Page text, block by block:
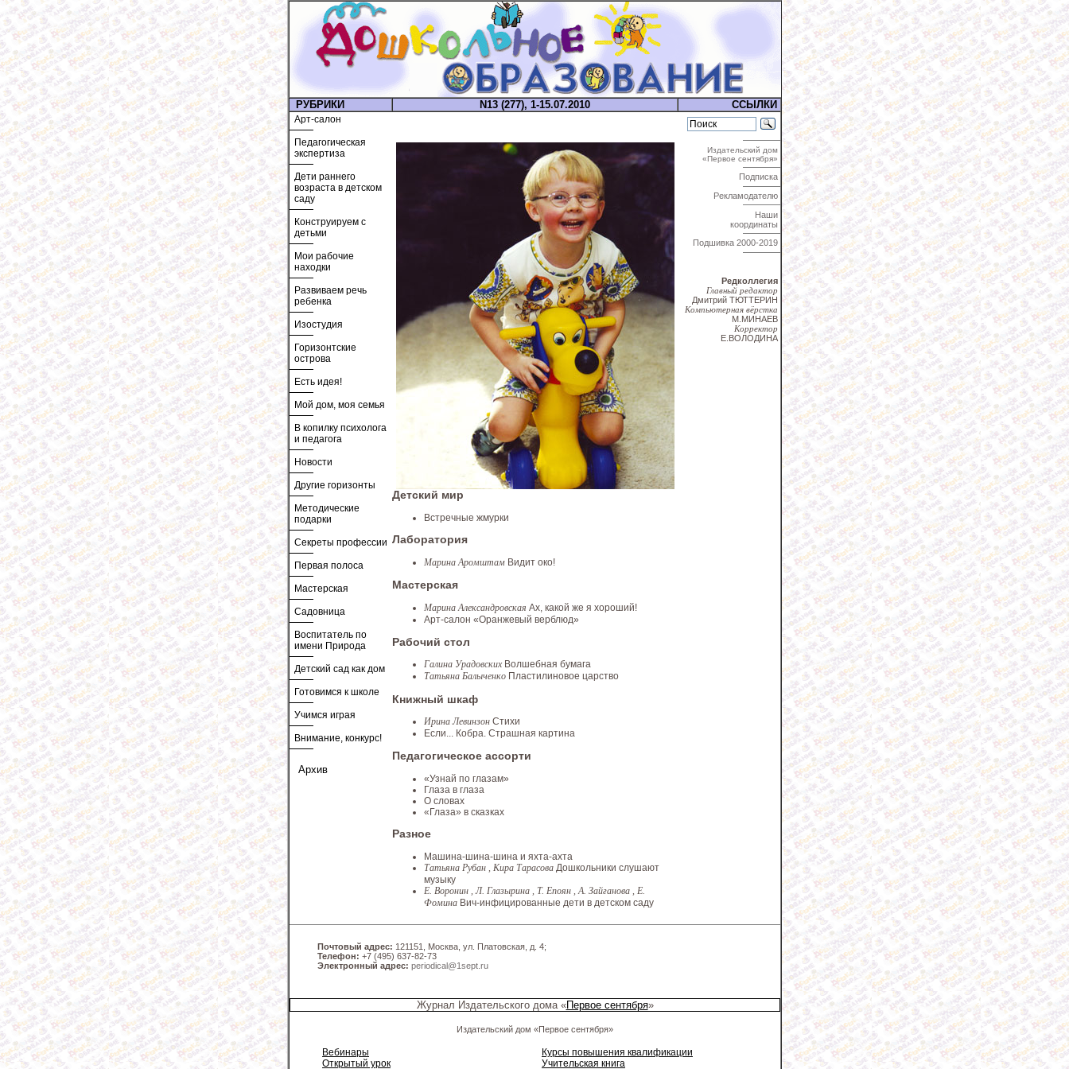
РУБРИКИ N13 (277), 1-15.07.2010 ССЫЛКИ
Арт-салон
Педагогическая
экспертиза
Дети раннего
возраста в детском
саду
Конструируем с
детьми
Мои рабочие
находки
Развиваем речь
ребенка
Изостудия
Горизонтские
острова
Есть идея!
Мой дом, моя семья
В копилку психолога
и педагога
Новости
Другие горизонты
Методические
подарки
Секреты профессии
Первая полоса
Мастерская
Садовница
Воспитатель по
имени Природа
Детский сад как дом
Готовимся к школе
Учимся играя
Внимание, конкурс!
Архив
Детский мир
Встречные жмурки
Лаборатория
Марина Аромштам Видит око!
Мастерская
Марина Александровская Ах, какой же я хороший!
Арт-салон «Оранжевый верблюд»
Рабочий стол
Галина Урадовских Волшебная бумага
Татьяна Балыченко Пластилиновое царство
Книжный шкаф
Ирина Левинзон Cтихи
Если... Кобра. Страшная картина
Педагогическое ассорти
«Узнай по глазам»
Глаза в глаза
О словах
«Глаза» в сказках
Разное
Машина-шина-шина и яхта-ахта
Татьяна Рубан , Кира Тарасова Дошкольники слушают
музыку
Е. Воронин , Л. Глазырина , Т. Епоян , А. Зайганова , Е.
Фомина Вич-инфицированные дети в детском саду
Издательский дом
«Первое сентября»
Подписка
Рекламодателю
Наши
координаты
Подшивка 2000-2019
Редколлегия
Главный редактор
Дмитрий ТЮТТЕРИН
Компьютерная вёрстка
М.МИНАЕВ
Корректор
Е.ВОЛОДИНА
Почтовый адрес: 121151, Москва, ул. Платовская, д. 4;
Телефон: +7 (495) 637-82-73
Электронный адрес: periodical@1sept.ru
Журнал Издательского дома «Первое сентября»
Издательский дом «Первое сентября»
Вебинары
Открытый урок
Курсы повышения квалификации
Учительская книга